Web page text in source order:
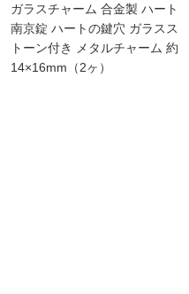
ガラスチャーム 合金製 ハート
南京錠 ハートの鍵穴 ガラスス
トーン付き メタルチャーム 約
14×16mm（2ヶ）